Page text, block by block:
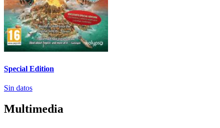
Special Edition
Sin datos
Multimedia